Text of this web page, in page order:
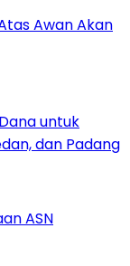
Awan Akan
untuk
dan Padang
ASN